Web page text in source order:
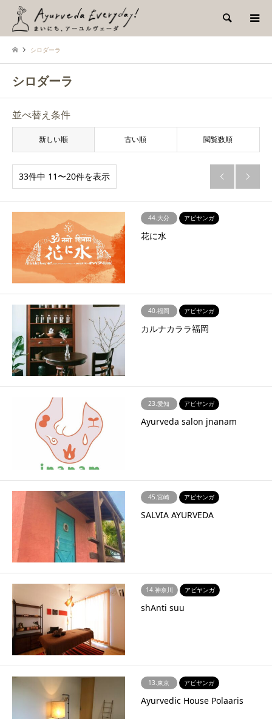
検索
シロダーラ
シロダーラ
並べ替え条件
新しい順 古い順 閲覧数順
33件中 11〜20件を表示  
44.大分 アビヤンガ
花に水
40.福岡 アビヤンガ
カルナカララ福岡
23.愛知 アビヤンガ
Ayurveda salon jnanam
45.宮崎 アビヤンガ
SALVIA AYURVEDA
14.神奈川 アビヤンガ
shAnti suu
13.東京 アビヤンガ
Ayurvedic House Polaaris